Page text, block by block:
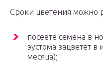
Сроки цветения можно
посеете семена в
эустома зацветёт
месяца);